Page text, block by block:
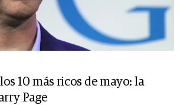
10 más ricos de mayo: la
Page